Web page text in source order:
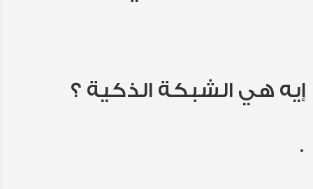
إيه هي الشبكة الذكية ؟